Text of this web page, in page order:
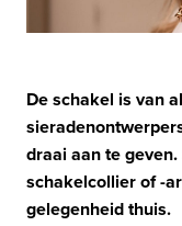
De schakel is van
draai aan te
schakelcollier of -
gelegenheid thuis.